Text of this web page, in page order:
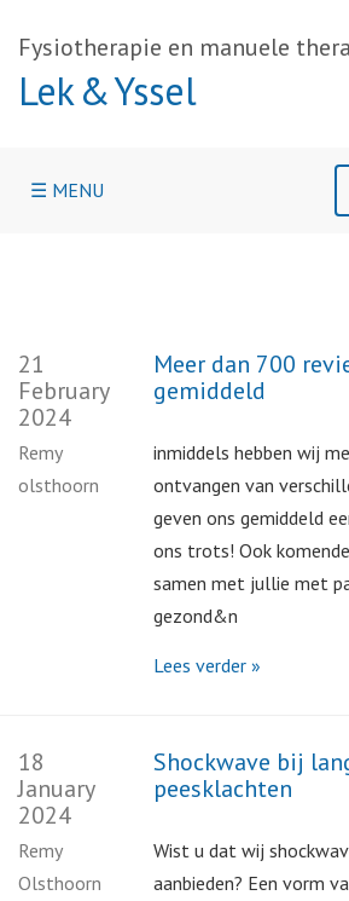
Fysiotherapie en manuele
Lek & Yssel
☰ MENU
21
February
2024
Remy
olsthoorn
Meer dan 700
gemiddeld
inmiddels hebben wij
ontvangen van
geven ons gemiddeld
ons trots! Ook
samen met jullie met
gezond&n
Lees verder »
18
January
2024
Remy
Olsthoorn
Shockwave bij
peesklachten
Wist u dat wij
aanbieden? Een vorm